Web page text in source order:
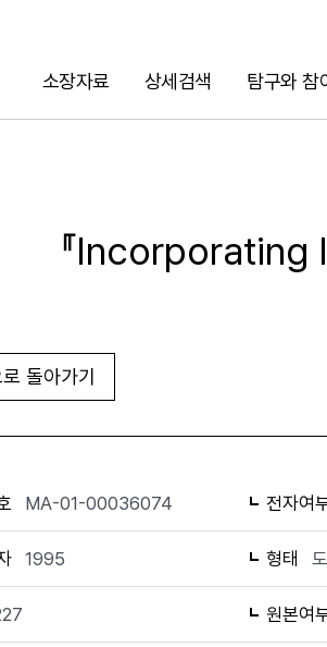
소장자료 상세검색 탐구와 참
검색
『
돌아가기
MA-01-00036074 전자여
1995 형태
원본여